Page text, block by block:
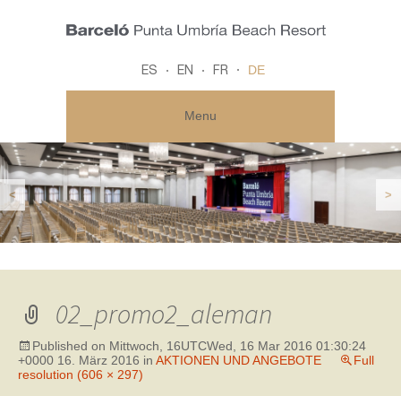
ES EN FR DE
Menu
< >
02_promo2_aleman
Published on Mittwoch, 16UTCWed, 16 Mar 2016 01:30:24
+0000 16. März 2016 in AKTIONEN UND ANGEBOTE
Full
resolution (606 × 297)